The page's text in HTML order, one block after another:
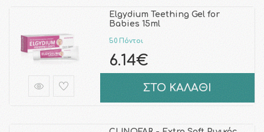
Elgydium Teething Gel for
Babies 15ml
50 Πόντοι
6.14€
ΣΤΟ ΚΑΛΑΘΙ